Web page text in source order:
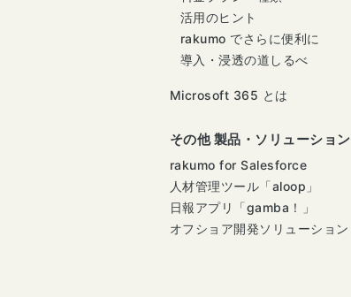
活用のヒント
rakumo でさらに便利に
導入・浸透の道しるべ
Microsoft 365 とは
その他 製品・ソリューション
rakumo for Salesforce
人材管理ツール「aloop」
日報アプリ「gamba！」
オフショア開発ソリューション